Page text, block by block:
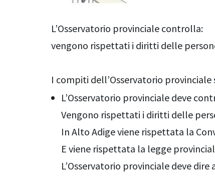
L’Osservatorio provinciale controlla:
vengono rispettati i diritti delle
I compiti dell’Osservatorio provinciale
L’Osservatorio provinciale deve
Vengono rispettati i diritti delle
In Alto Adige viene rispettata la
E viene rispettata la legge
L’Osservatorio provinciale deve dire